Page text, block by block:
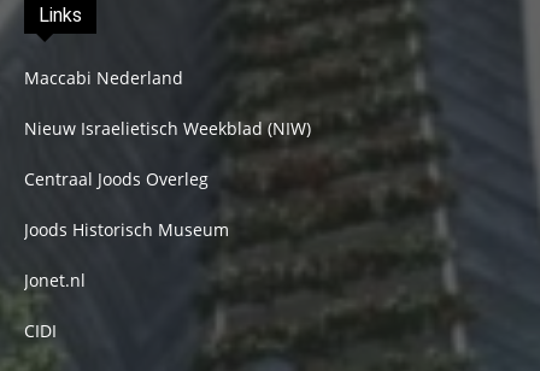
Links
Maccabi Nederland
Nieuw Israelietisch Weekblad (NIW)
Centraal Joods Overleg
Joods Historisch Museum
Jonet.nl
CIDI